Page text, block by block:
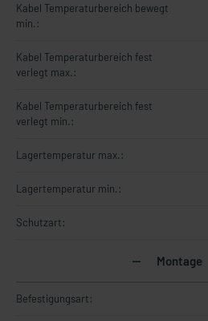
Kabel Temperaturbereich bewegt
min.:
Kabel Temperaturbereich fest
verlegt max.:
Kabel Temperaturbereich fest
verlegt min.:
Lagertemperatur max.:
Lagertemperatur min.:
Schutzart:
Montage
Befestigungsart: